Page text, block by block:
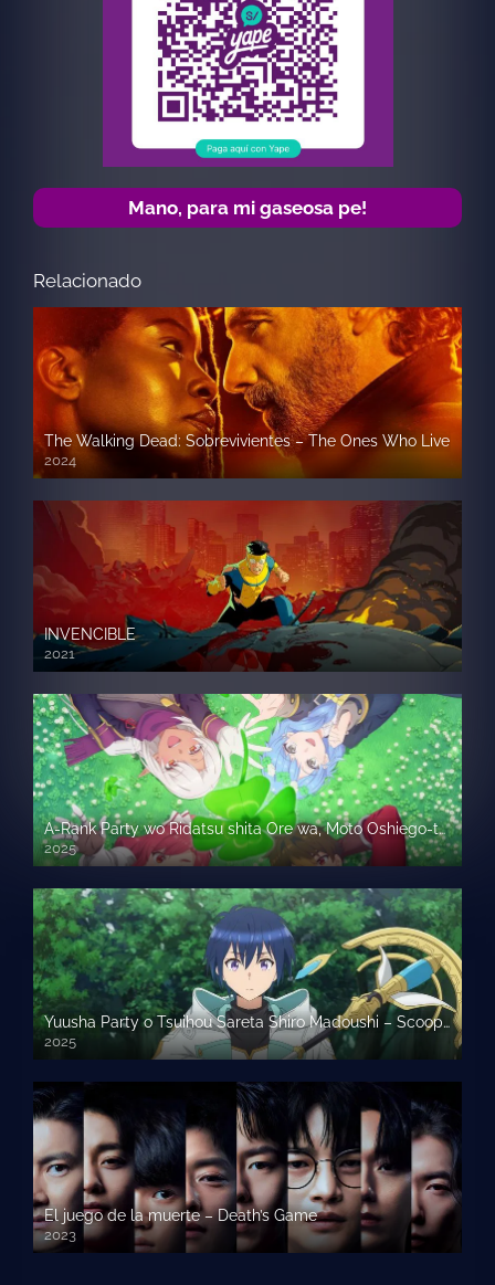
Mano, para mi gaseosa pe!
Relacionado
The Walking Dead: Sobrevivientes – The Ones Who Live
2024
INVENCIBLE
2021
A-Rank Party wo Ridatsu shita Ore wa, Moto Oshiego-tachi to Meikyuu Shinbu wo Mezasu.
2025
Yuusha Party o Tsuihou Sareta Shiro Madoushi – Scooped Up by an S-Rank Adventurer
2025
El juego de la muerte – Death’s Game
2023